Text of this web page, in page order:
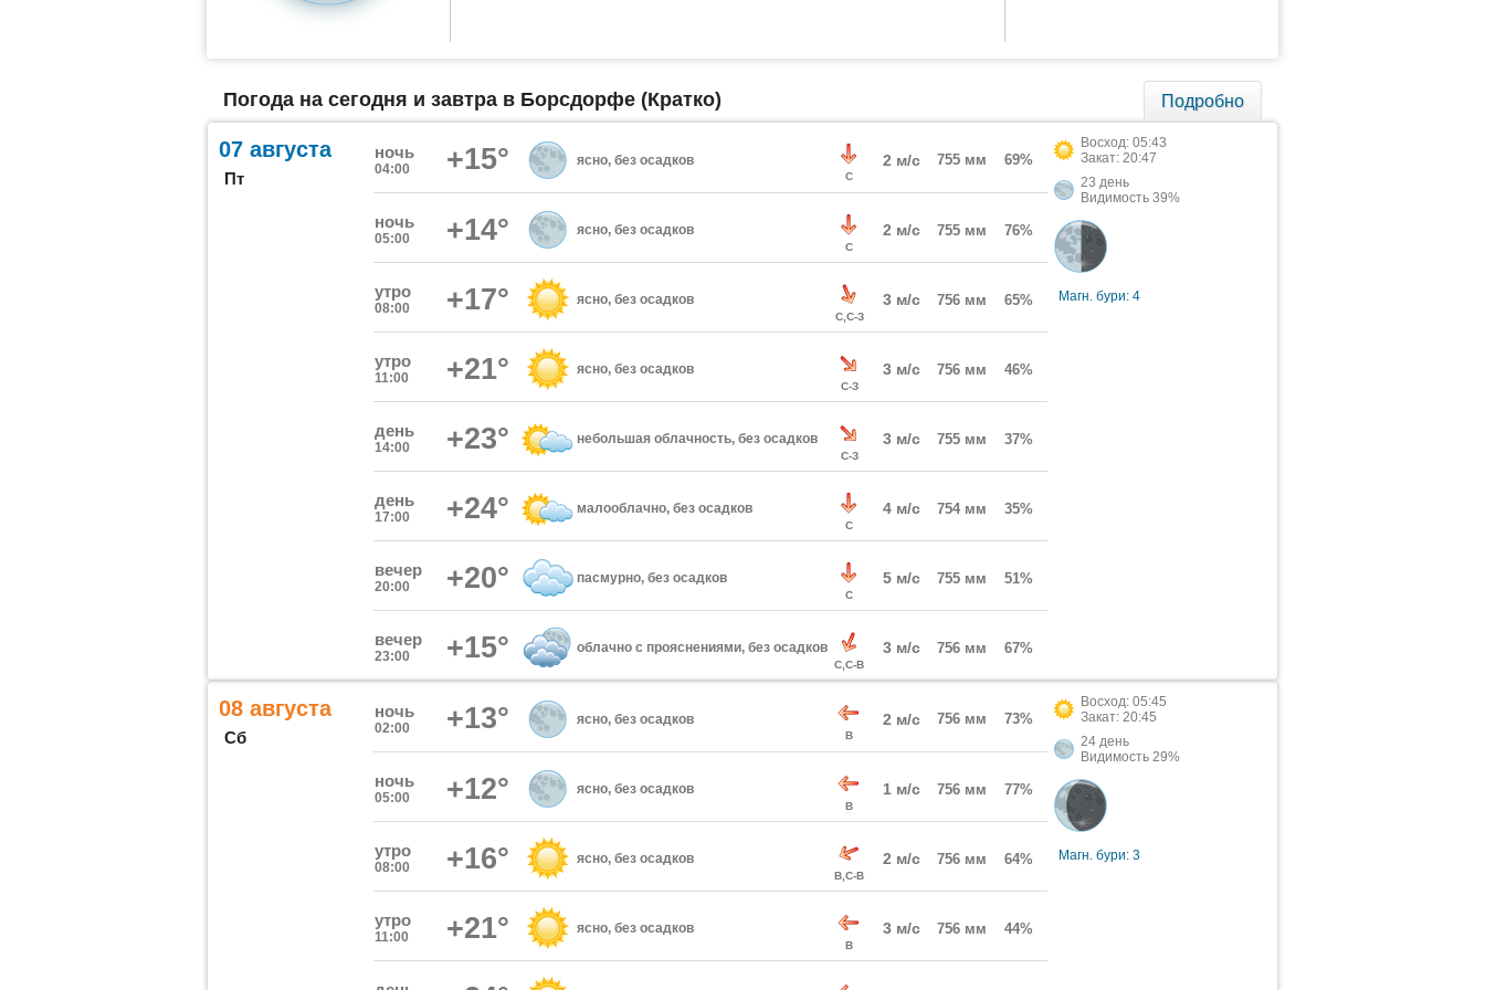
Погода на сегодня и завтра в Борсдорфе (Кратко) Подробно
07 августа
Пт
ночь
04:00 +15° ясно, без осадков
С
2 м/с 755 мм 69%
ночь
05:00 +14° ясно, без осадков
С
2 м/с 755 мм 76%
утро
08:00 +17° ясно, без осадков
С,С-З
3 м/с 756 мм 65%
утро
11:00 +21° ясно, без осадков
С-З
3 м/с 756 мм 46%
день
14:00 +23° небольшая облачность, без осадков
С-З
3 м/с 755 мм 37%
день
17:00 +24° малооблачно, без осадков
С
4 м/с 754 мм 35%
вечер
20:00 +20° пасмурно, без осадков
С
5 м/с 755 мм 51%
вечер
23:00 +15° облачно с прояснениями, без осадков
С,С-В
3 м/с 756 мм 67%
Восход: 05:43
Закат: 20:47
23 день
Видимость 39%
Магн. бури: 4
08 августа
Сб
ночь
02:00 +13° ясно, без осадков
В
2 м/с 756 мм 73%
ночь
05:00 +12° ясно, без осадков
В
1 м/с 756 мм 77%
утро
08:00 +16° ясно, без осадков
В,С-В
2 м/с 756 мм 64%
утро
11:00 +21° ясно, без осадков
В
3 м/с 756 мм 44%
Восход: 05:45
Закат: 20:45
24 день
Видимость 29%
Магн. бури: 3